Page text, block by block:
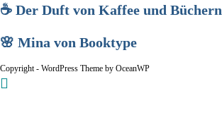
☕ Der Duft von Kaffee und Büchern
🌸 Mina von Booktype
Copyright - WordPress Theme by OceanWP